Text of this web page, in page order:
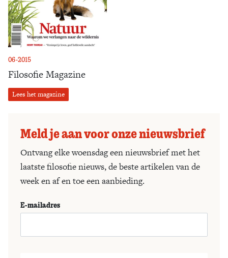
06-2015
Filosofie Magazine
Lees het magazine
Meld je aan voor onze nieuwsbrief
Ontvang elke woensdag een nieuwsbrief met het
laatste filosofie nieuws, de beste artikelen van de
week en af en toe een aanbieding.
E-mailadres